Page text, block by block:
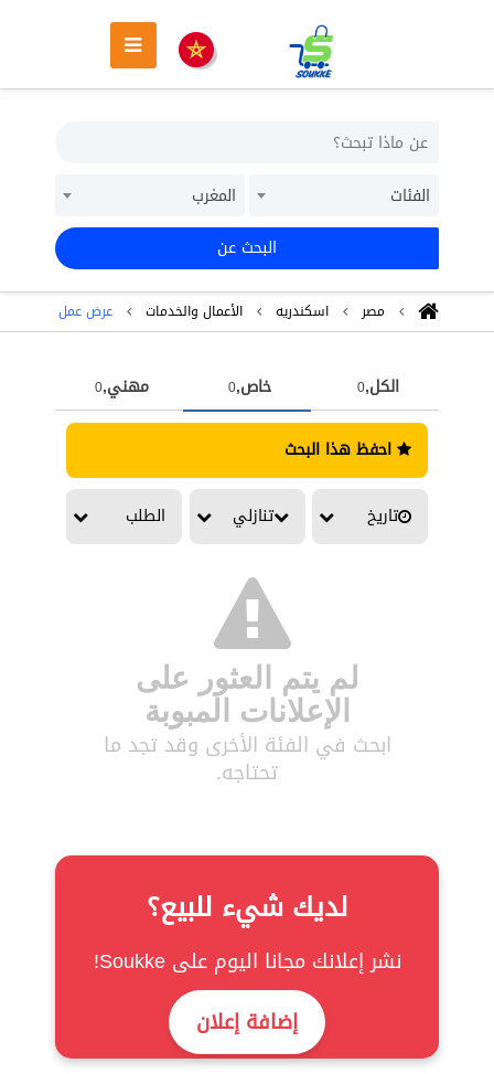
الفئات
المغرب
البحث عن
مصر اسكندريه اﻷعمال والخدمات عرض عمل
الكل,0 خاص,0 مهني,0
احفظ هذا البحث
تاريخ تنازلي الطلب
لم يتم العثور على
الإعلانات المبوبة
ابحث في الفئة الأخرى وقد تجد ما
تحتاجه.
لديك شيء للبيع؟
نشر إعلانك مجانا اليوم على Soukke!
إضافة إعلان